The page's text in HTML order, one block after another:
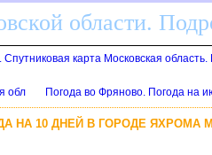
области.
карта Московская
обл Погода во Фряново. Погода на
НА 10 ДНЕЙ В ГОРОДЕ ЯХРОМА